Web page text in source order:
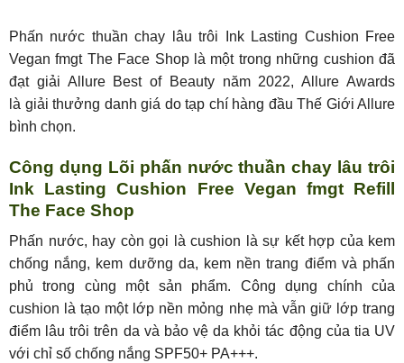
Phấn nước thuần chay lâu trôi Ink Lasting Cushion Free
Vegan fmgt The Face Shop là một trong những cushion đã
đạt giải Allure Best of Beauty năm 2022, Allure Awards
là giải thưởng danh giá do tạp chí hàng đầu Thế Giới Allure
bình chọn.
Công dụng Lõi phấn nước thuần chay lâu trôi
Ink Lasting Cushion Free Vegan fmgt Refill
The Face Shop
Phấn nước, hay còn gọi là cushion là sự kết hợp của kem
chống nắng, kem dưỡng da, kem nền trang điểm và phấn
phủ trong cùng một sản phẩm. Công dụng chính của
cushion là tạo một lớp nền mỏng nhẹ mà vẫn giữ lớp trang
điểm lâu trôi trên da và bảo vệ da khỏi tác động của tia UV
với chỉ số chống nắng SPF50+ PA+++.